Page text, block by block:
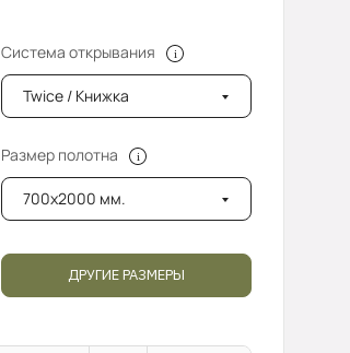
Система открывания
Twice / Книжка
Размер полотна
700x2000 мм.
ДРУГИЕ РАЗМЕРЫ